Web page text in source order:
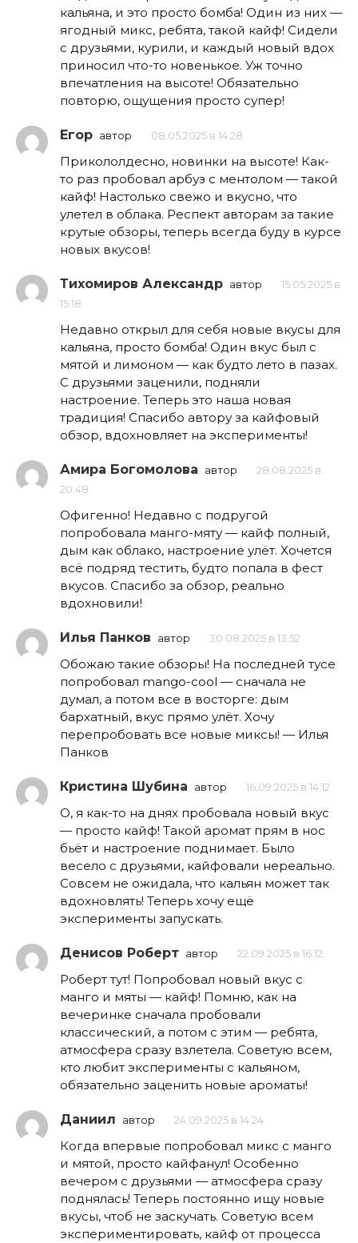
кальяна, и это просто бомба! Один из них —
ягодный микс, ребята, такой кайф! Сидели
с друзьями, курили, и каждый новый вдох
приносил что-то новенькое. Уж точно
впечатления на высоте! Обязательно
повторю, ощущения просто супер!
Егор автор 08.05.2025 в 14:28
Прикололдесно, новинки на высоте! Как-
то раз пробовал арбуз с ментолом — такой
кайф! Настолько свежо и вкусно, что
улетел в облака. Респект авторам за такие
крутые обзоры, теперь всегда буду в курсе
новых вкусов!
Тихомиров Александр автор
15.05.2025 в
15:18
Недавно открыл для себя новые вкусы для
кальяна, просто бомба! Один вкус был с
мятой и лимоном — как будто лето в пазах.
С друзьями заценили, подняли
настроение. Теперь это наша новая
традиция! Спасибо автору за кайфовый
обзор, вдохновляет на эксперименты!
Амира Богомолова автор
28.08.2025 в
20:48
Офигенно! Недавно с подругой
попробовала манго-мяту — кайф полный,
дым как облако, настроение улёт. Хочется
всё подряд тестить, будто попала в фест
вкусов. Спасибо за обзор, реально
вдохновили!
Илья Панков автор 30.08.2025 в 13:52
Обожаю такие обзоры! На последней тусе
попробовал mango-cool — сначала не
думал, а потом все в восторге: дым
бархатный, вкус прямо улёт. Хочу
перепробовать все новые миксы! — Илья
Панков
Кристина Шубина автор 16.09.2025 в 14:12
О, я как-то на днях пробовала новый вкус
— просто кайф! Такой аромат прям в нос
бьёт и настроение поднимает. Было
весело с друзьями, кайфовали нереально.
Совсем не ожидала, что кальян может так
вдохновлять! Теперь хочу ещё
эксперименты запускать.
Денисов Роберт автор 22.09.2025 в 16:12
Роберт тут! Попробовал новый вкус с
манго и мяты — кайф! Помню, как на
вечеринке сначала пробовали
классический, а потом с этим — ребята,
атмосфера сразу взлетела. Советую всем,
кто любит эксперименты с кальяном,
обязательно заценить новые ароматы!
Даниил автор 24.09.2025 в 14:24
Когда впервые попробовал микс с манго
и мятой, просто кайфанул! Особенно
вечером с друзьями — атмосфера сразу
поднялась! Теперь постоянно ищу новые
вкусы, чтоб не заскучать. Советую всем
экспериментировать, кайф от процесса